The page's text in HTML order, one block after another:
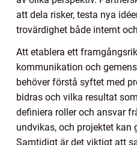
att dela risker, testa nya
trovärdighet både internt
Att etablera ett
kommunikation och
behöver förstå syftet med
bidras och vilka resultat
definiera roller och ansvar
undvikas, och projektet
Samtidigt är det viktigt att